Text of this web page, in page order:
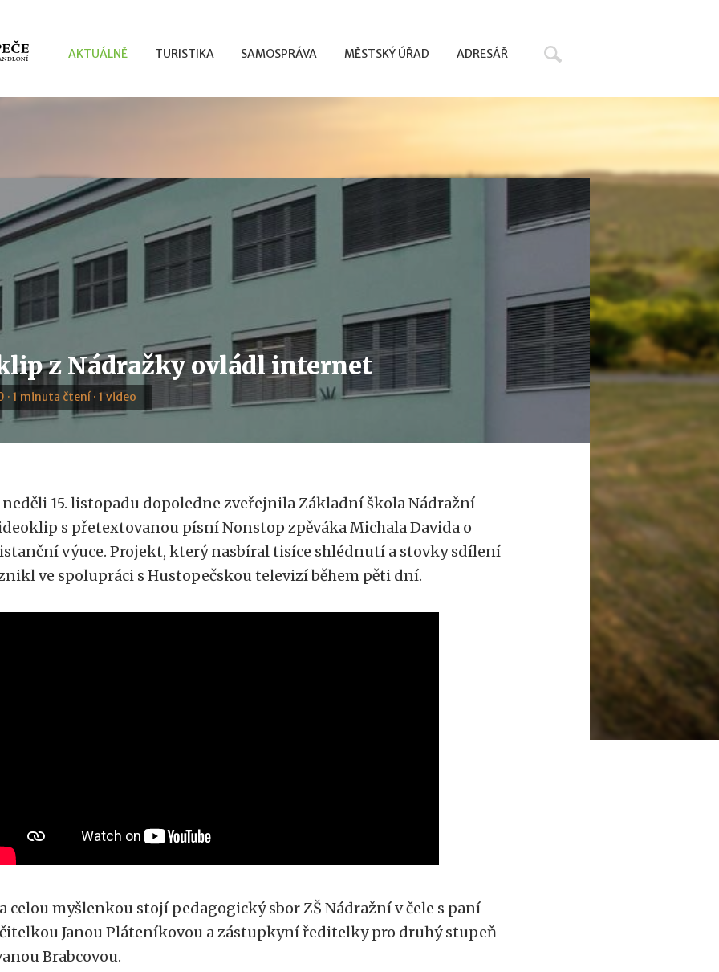
AKTUÁLNĚ TURISTIKA SAMOSPRÁVA MĚSTSKÝ ÚŘAD ADRESÁŘ
z Nádražky ovládl internet
· 1 minuta čtení · 1 video
neděli 15. listopadu dopoledne zveřejnila Základní škola Nádražní
s přetextovanou písní Nonstop zpěváka Michala Davida o
výuce. Projekt, který nasbíral tisíce shlédnutí a stovky sdílení
ve spolupráci s Hustopečskou televizí během pěti dní.
celou myšlenkou stojí pedagogický sbor ZŠ Nádražní v čele s paní
Janou Pláteníkovou a zástupkyní ředitelky pro druhý stupeň
Brabcovou.